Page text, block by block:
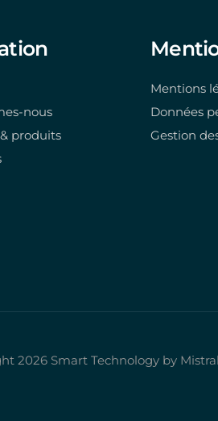
nous
produits
Mentions
Données
Gestion
2026 Smart Technology by